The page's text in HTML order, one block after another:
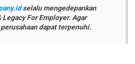
selalu mengedepankan
For Employer. Agar
dapat terpenuhi.